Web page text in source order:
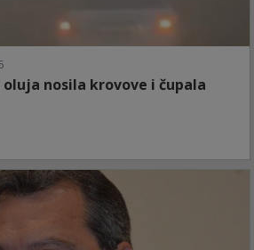
oluja nosila krovove i čupala